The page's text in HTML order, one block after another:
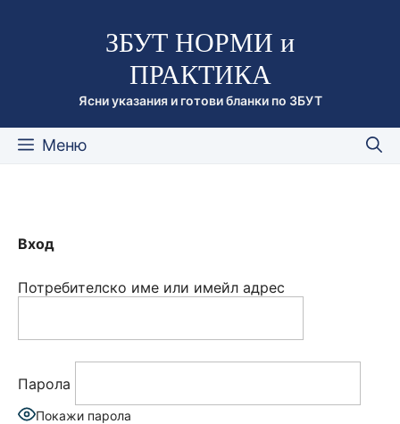
съдържаниетоЗБУТ НОРМИ и
ПРАКТИКА
Ясни указания и готови бланки по ЗБУТ
Меню
Вход
Потребителско име или имейл адрес
Парола
Покажи парола